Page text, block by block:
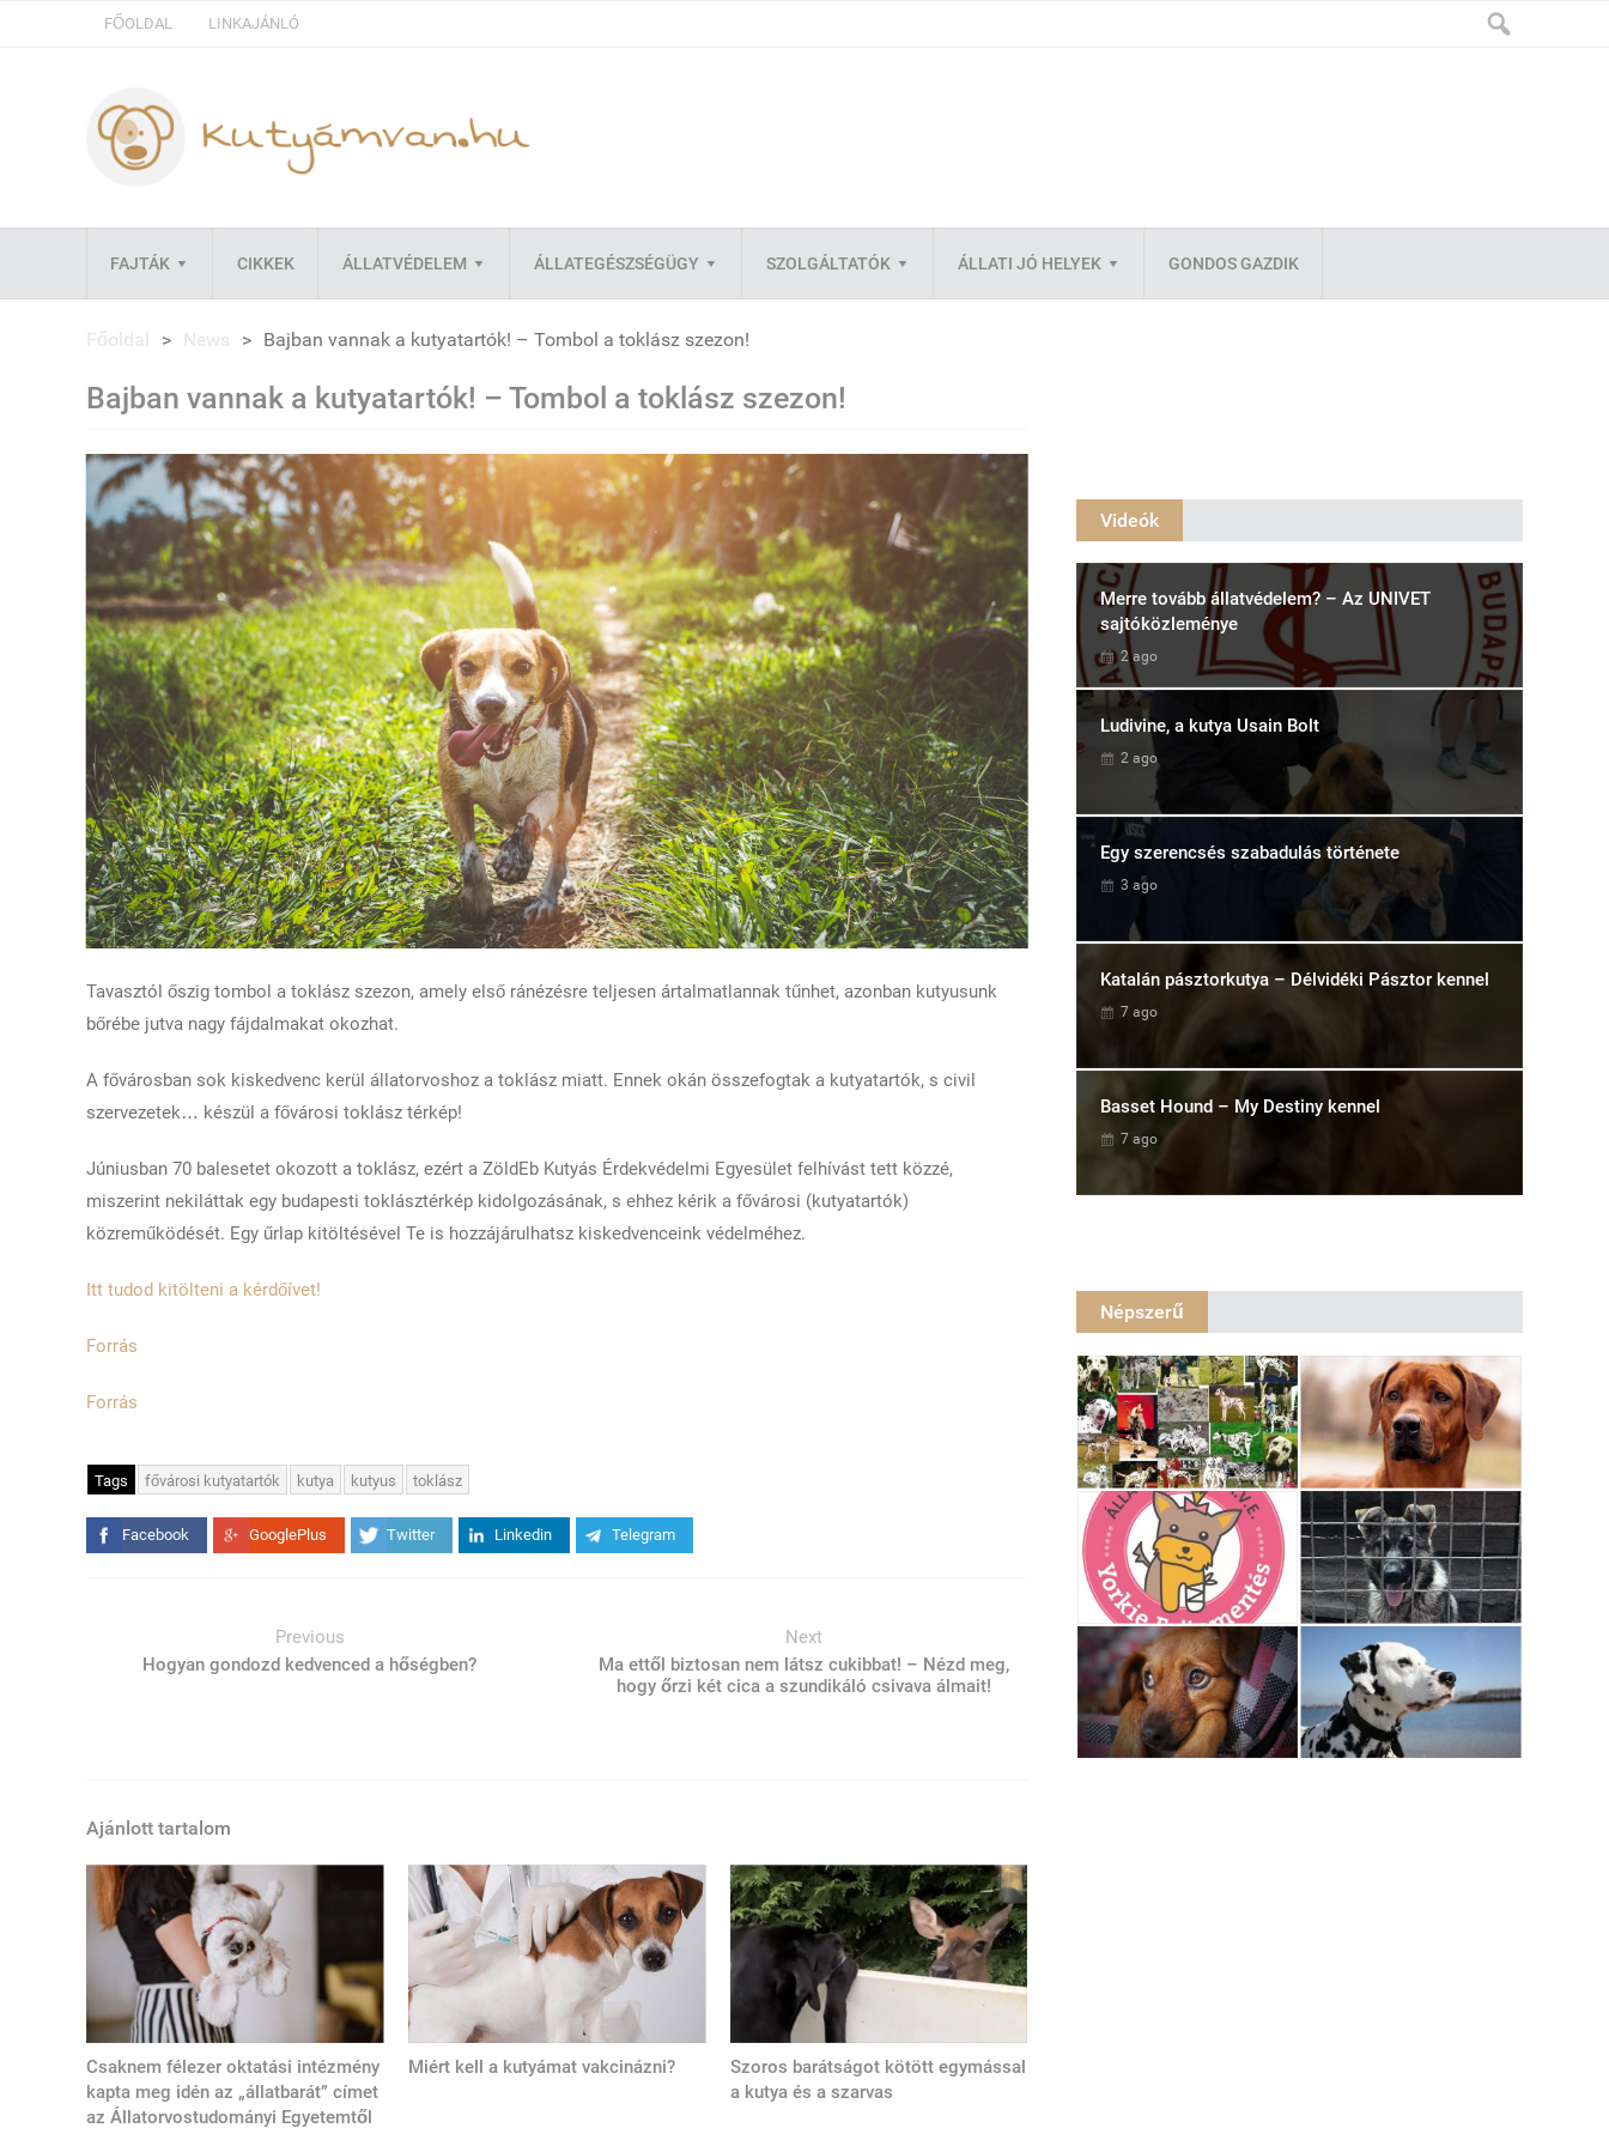
FŐOLDAL LINKAJÁNLÓ
FAJTÁK CIKKEK ÁLLATVÉDELEM ÁLLATEGÉSZSÉGÜGY SZOLGÁLTATÓK ÁLLATI JÓ HELYEK GONDOS GAZDIK
Főoldal > News > Bajban vannak a kutyatartók! – Tombol a toklász szezon!
Bajban vannak a kutyatartók! – Tombol a toklász szezon!
Tavasztól őszig tombol a toklász szezon, amely első ránézésre teljesen ártalmatlannak tűnhet, azonban kutyusunk
bőrébe jutva nagy fájdalmakat okozhat.
A fővárosban sok kiskedvenc kerül állatorvoshoz a toklász miatt. Ennek okán összefogtak a kutyatartók, s civil
szervezetek… készül a fővárosi toklász térkép!
Júniusban 70 balesetet okozott a toklász, ezért a ZöldEb Kutyás Érdekvédelmi Egyesület felhívást tett közzé,
miszerint nekiláttak egy budapesti toklásztérkép kidolgozásának, s ehhez kérik a fővárosi (kutyatartók)
közreműködését. Egy űrlap kitöltésével Te is hozzájárulhatsz kiskedvenceink védelméhez.
Itt tudod kitölteni a kérdőívet!
Forrás
Forrás
Tags fővárosi kutyatartók kutya kutyus toklász
Facebook GooglePlus Twitter Linkedin Telegram
Previous
Hogyan gondozd kedvenced a hőségben?
Next
Ma ettől biztosan nem látsz cukibbat! – Nézd meg,
hogy őrzi két cica a szundikáló csivava álmait!
Ajánlott tartalom
Csaknem félezer oktatási intézmény
kapta meg idén az „állatbarát” címet
az Állatorvostudományi Egyetemtől
Miért kell a kutyámat vakcinázni?
Szoros barátságot kötött egymással
a kutya és a szarvas
Videók
Merre tovább állatvédelem? – Az UNIVET
sajtóközleménye
2 ago
Ludivine, a kutya Usain Bolt
2 ago
Egy szerencsés szabadulás története
3 ago
Katalán pásztorkutya – Délvidéki Pásztor kennel
7 ago
Basset Hound – My Destiny kennel
7 ago
Népszerű